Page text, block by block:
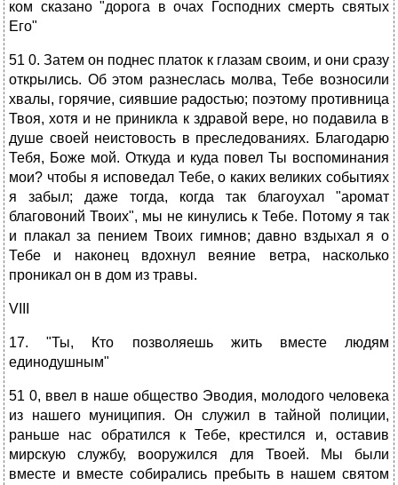
ком сказано "дорога в очах Господних смерть святых
Его"
51 0. Затем он поднес платок к глазам своим, и они сразу
открылись. Об этом разнеслась молва, Тебе возносили
хвалы, горячие, сиявшие радостью; поэтому противница
Твоя, хотя и не приникла к здравой вере, но подавила в
душе своей неистовость в преследованиях. Благодарю
Тебя, Боже мой. Откуда и куда повел Ты воспоминания
мои? чтобы я исповедал Тебе, о каких великих событиях
я забыл; даже тогда, когда так благоухал "аромат
благовоний Твоих", мы не кинулись к Тебе. Потому я так
и плакал за пением Твоих гимнов; давно вздыхал я о
Тебе и наконец вдохнул веяние ветра, насколько
проникал он в дом из травы.
VIII
17. "Ты, Кто позволяешь жить вместе людям
единодушным"
51 0, ввел в наше общество Эводия, молодого человека
из нашего муниципия. Он служил в тайной полиции,
раньше нас обратился к Тебе, крестился и, оставив
мирскую службу, вооружился для Твоей. Мы были
вместе и вместе собирались пребыть в нашем святом